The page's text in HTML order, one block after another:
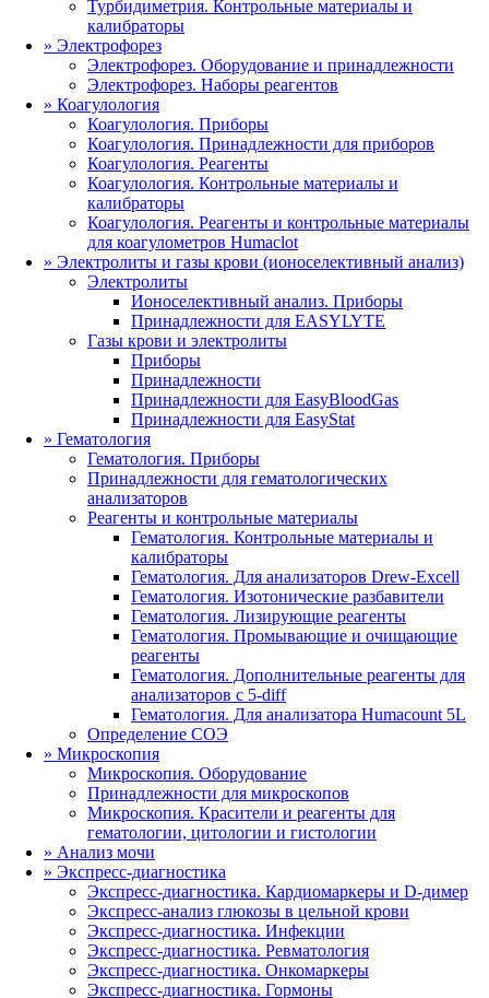
Турбидиметрия. Контрольные материалы и
калибраторы
» Электрофорез
Электрофорез. Оборудование и принадлежности
Электрофорез. Наборы реагентов
» Коагулология
Коагулология. Приборы
Коагулология. Принадлежности для приборов
Коагулология. Реагенты
Коагулология. Контрольные материалы и
калибраторы
Коагулология. Реагенты и контрольные материалы
для коагулометров Humaclot
» Электролиты и газы крови (ионоселективный анализ)
Электролиты
Ионоселективный анализ. Приборы
Принадлежности для EASYLYTE
Газы крови и электролиты
Приборы
Принадлежности
Принадлежности для EasyBloodGas
Принадлежности для EasyStat
» Гематология
Гематология. Приборы
Принадлежности для гематологических
анализаторов
Реагенты и контрольные материалы
Гематология. Контрольные материалы и
калибраторы
Гематология. Для анализаторов Drew-Excell
Гематология. Изотонические разбавители
Гематология. Лизирующие реагенты
Гематология. Промывающие и очищающие
реагенты
Гематология. Дополнительные реагенты для
анализаторов с 5-diff
Гематология. Для анализатора Humacount 5L
Определение СОЭ
» Микроскопия
Микроскопия. Оборудование
Принадлежности для микроскопов
Микроскопия. Красители и реагенты для
гематологии, цитологии и гистологии
» Анализ мочи
» Экспресс-диагностика
Экспресс-диагностика. Кардиомаркеры и D-димер
Экспресс-анализ глюкозы в цельной крови
Экспресс-диагностика. Инфекции
Экспресс-диагностика. Ревматология
Экспресс-диагностика. Онкомаркеры
Экспресс-диагностика. Гормоны